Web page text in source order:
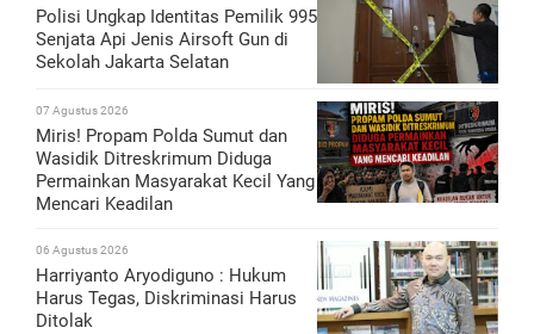
Polisi Ungkap Identitas Pemilik 995
Senjata Api Jenis Airsoft Gun di
Sekolah Jakarta Selatan
07 Agustus 2026
Miris! Propam Polda Sumut dan
Wasidik Ditreskrimum Diduga
Permainkan Masyarakat Kecil Yang
Mencari Keadilan
06 Agustus 2026
Harriyanto Aryodiguno : Hukum
Harus Tegas, Diskriminasi Harus
Ditolak